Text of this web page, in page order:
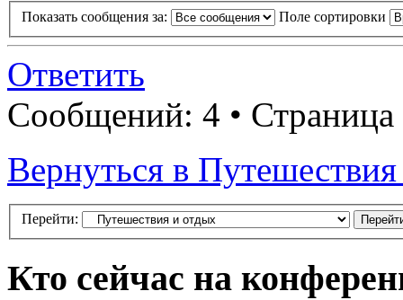
Показать сообщения за: Поле сортировки
Ответить
Сообщений: 4 • Страница
Вернуться в
Перейти:
Кто сейчас на